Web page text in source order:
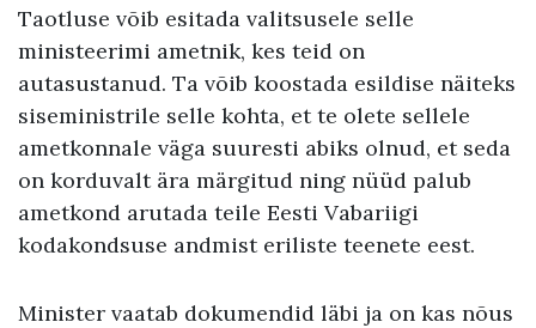
Taotluse võib esitada valitsusele selle
ministeerimi ametnik, kes teid on
autasustanud. Ta võib koostada esildise näiteks
siseministrile selle kohta, et te olete sellele
ametkonnale väga suuresti abiks olnud, et seda
on korduvalt ära märgitud ning nüüd palub
ametkond arutada teile Eesti Vabariigi
kodakondsuse andmist eriliste teenete eest.
Minister vaatab dokumendid läbi ja on kas nõus